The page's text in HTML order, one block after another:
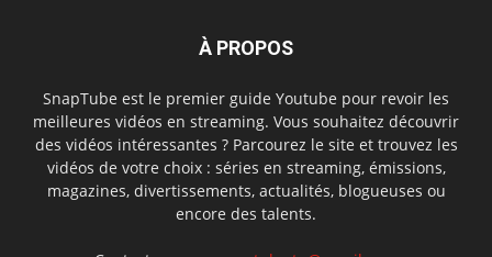
À PROPOS
SnapTube est le premier guide Youtube pour revoir les
meilleures vidéos en streaming. Vous souhaitez découvrir
des vidéos intéressantes ? Parcourez le site et trouvez les
vidéos de votre choix : séries en streaming, émissions,
magazines, divertissements, actualités, blogueuses ou
encore des talents.